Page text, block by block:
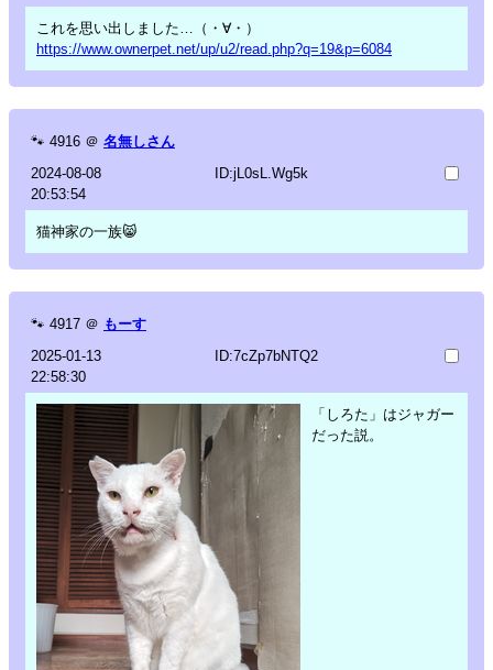
これを思い出しました…（・∀・）
https://www.ownerpet.net/up/u2/read.php?q=19&p=6084
🐾 4916 ＠ 名無しさん
2024-08-08
20:53:54
ID:jL0sL.Wg5k
猫神家の一族😸
🐾 4917 ＠ もーす
2025-01-13
22:58:30
ID:7cZp7bNTQ2
「しろた」はジャガー
だった説。